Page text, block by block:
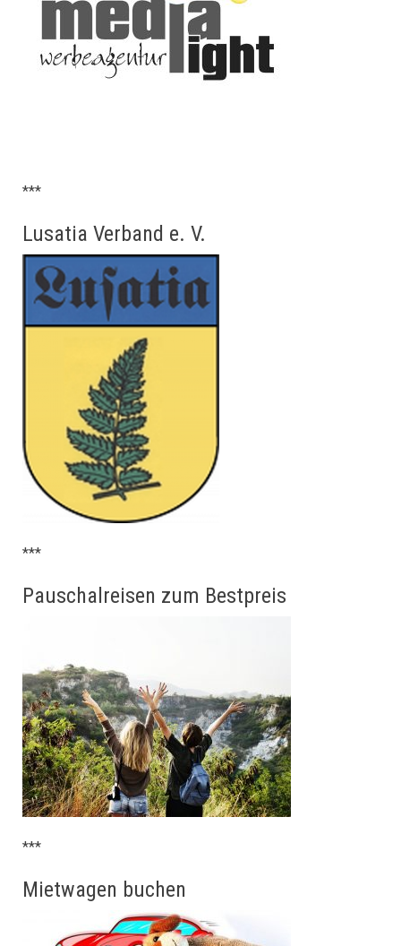
***
Lusatia Verband e. V.
***
Pauschalreisen zum Bestpreis
***
Mietwagen buchen